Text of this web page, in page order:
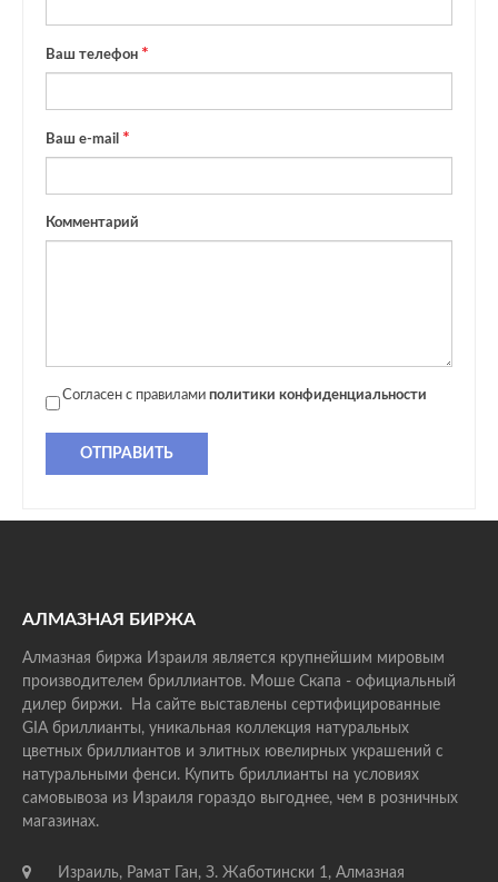
Ваш телефон
Ваш e-mail
Комментарий
Согласен с правилами политики конфиденциальности
ОТПРАВИТЬ
АЛМАЗНАЯ БИРЖА
Алмазная биржа Израиля является крупнейшим мировым
производителем бриллиантов. Моше Скапа - официальный
дилер биржи. На сайте выставлены сертифицированные
GIA бриллианты, уникальная коллекция натуральных
цветных бриллиантов и элитных ювелирных украшений с
натуральными фенси. Купить бриллианты на условиях
самовывоза из Израиля гораздо выгоднее, чем в розничных
магазинах.
Израиль, Рамат Ган, З. Жаботински 1, Алмазная